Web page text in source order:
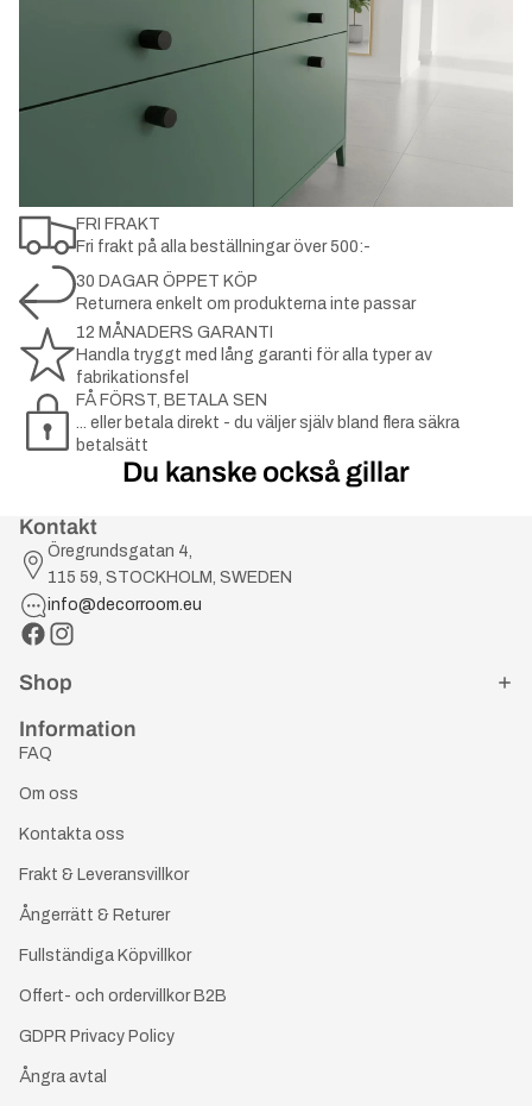
FRI FRAKT
Fri frakt på alla beställningar över 500:-
30 DAGAR ÖPPET KÖP
Returnera enkelt om produkterna inte passar
12 MÅNADERS GARANTI
Handla tryggt med lång garanti för alla typer av
fabrikationsfel
FÅ FÖRST, BETALA SEN
... eller betala direkt - du väljer själv bland flera säkra
betalsätt
Du kanske också gillar
Kontakt
Öregrundsgatan 4,
115 59, STOCKHOLM, SWEDEN
info@decorroom.eu
Shop
Information
FAQ
Om oss
Kontakta oss
Frakt & Leveransvillkor
Ångerrätt & Returer
Fullständiga Köpvillkor
Offert- och ordervillkor B2B
GDPR Privacy Policy
Ångra avtal